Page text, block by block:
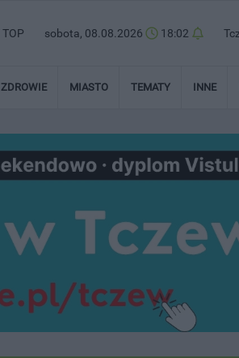
TOP sobota, 08.08.2026 18:02
ZDROWIE MIASTO TEMATY INNE